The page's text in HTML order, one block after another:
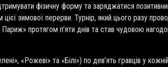
фізичну форму та заряджатися
зимової перерви. Турнір, який цього разу
протягом п’яти днів та став чудовою
«Рожеві» та «Білі») по дев’ять гравців у